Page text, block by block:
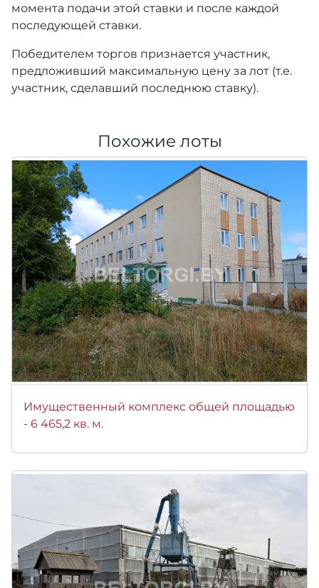
момента подачи этой ставки и после каждой
последующей ставки.
Победителем торгов признается участник,
предложивший максимальную цену за лот (т.е.
участник, сделавший последнюю ставку).
Похожие лоты
Имущественный комплекс общей площадью
- 6 465,2 кв. м.